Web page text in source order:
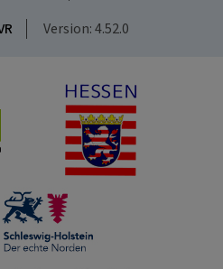
Version: 4.52.0